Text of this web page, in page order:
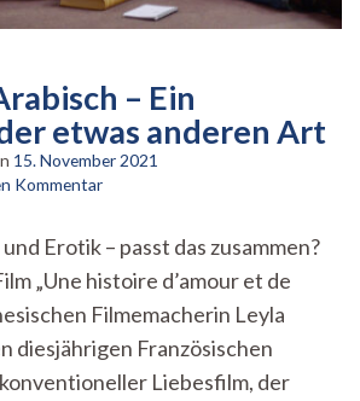
– Ein
etwas anderen Art
15. November 2021
Kommentarzu
Arabisch
–
Ein
Liebesfilm
der
etwas
Erotik – passt das zusammen?
„Une histoire d’amour et de
Filmemacherin Leyla
diesjährigen Französischen
Liebesfilm, der